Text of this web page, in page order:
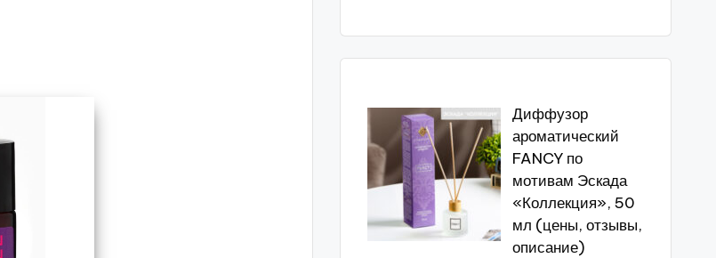
Диффузор
ароматический
FANCY по
мотивам Эскада
«Коллекция», 50
мл (цены, отзывы,
описание)